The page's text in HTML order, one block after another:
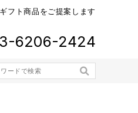
フト商品をご提案します
6206-2424